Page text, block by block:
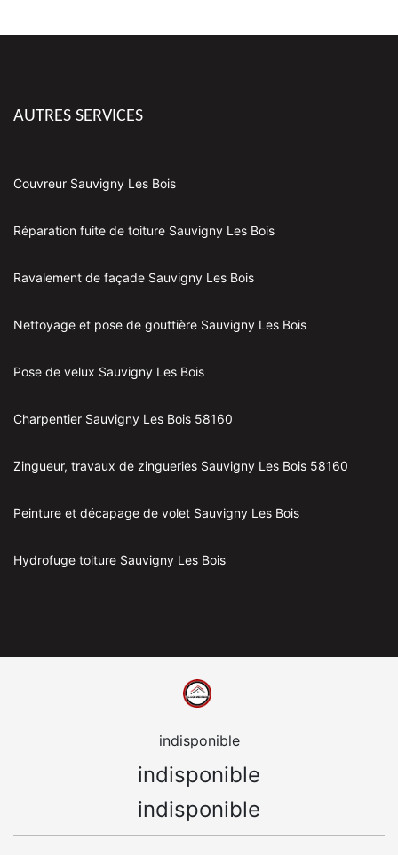
AUTRES SERVICES
Couvreur Sauvigny Les Bois
Réparation fuite de toiture Sauvigny Les Bois
Ravalement de façade Sauvigny Les Bois
Nettoyage et pose de gouttière Sauvigny Les Bois
Pose de velux Sauvigny Les Bois
Charpentier Sauvigny Les Bois 58160
Zingueur, travaux de zingueries Sauvigny Les Bois 58160
Peinture et décapage de volet Sauvigny Les Bois
Hydrofuge toiture Sauvigny Les Bois
indisponible
indisponible
indisponible